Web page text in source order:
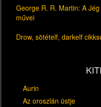
George R. R. Martin: A
művei
Drow, sötételf, darkelf
Aurin
Az oroszlán üstje